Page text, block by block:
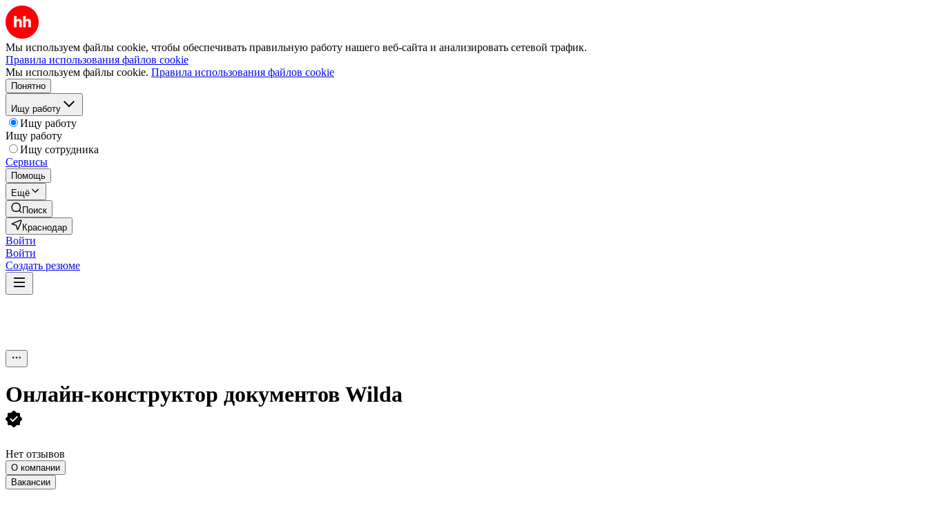
Мы используем файлы cookie, чтобы обеспечивать правильную работу нашего веб-сайта и анализировать сетевой трафик.
Правила использования файлов cookie
Мы используем файлы cookie. Правила использования файлов cookie
Понятно
Ищу работу
Ищу работу
Ищу работу
Ищу сотрудника
Сервисы
Помощь
Ещё
Поиск
Краснодар
Войти
Войти
Создать резюме
Онлайн-конструктор документов Wilda
Нет отзывов
О компании
Вакансии